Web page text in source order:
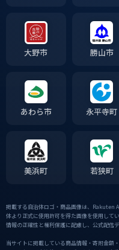
大野市 勝山市
あわら市 永平寺町
美浜町 若狭町
掲載する自治体ロゴ・商品画像は、Rakuten
体より正式に使用許可を得た画像を使用してい
情報の正確性と権利保護に配慮し、公式配信
当サイトに掲載している商品情報・寄附金額